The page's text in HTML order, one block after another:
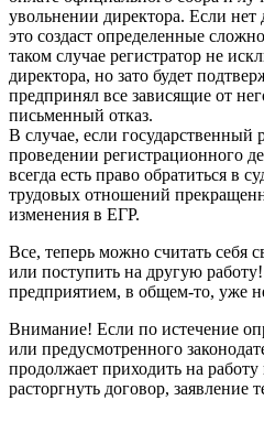
увольнении директора. Если
это создаст определенные
таком случае регистратор не
директора, но зато будет
предпринял все зависящие от
письменный отказ.
В случае, если государственный
проведении регистрационного
всегда есть право обратиться в
трудовых отношений
изменения в ЕГР.
Все, теперь можно считать себя
или поступить на другую работу!
предприятием, в общем-то, уже
Внимание! Если по истечение
или предусмотренного
продолжает приходить на
расторгнуть договор, заявление